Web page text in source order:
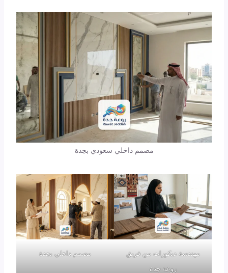
مصمم داخلي سعودي بجدة
مهندسة ديكورات من فريق
روعة جدة
مصمم داخلي بجدة